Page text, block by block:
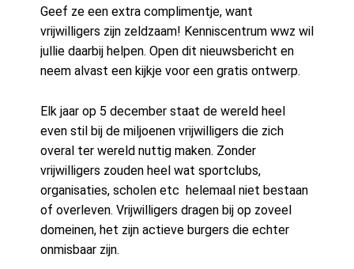
Geef ze een extra complimentje, want
vrijwilligers zijn zeldzaam! Kenniscentrum wwz wil
jullie daarbij helpen. Open dit nieuwsbericht en
neem alvast een kijkje voor een gratis ontwerp.
Elk jaar op 5 december staat de wereld heel
even stil bij de miljoenen vrijwilligers die zich
overal ter wereld nuttig maken. Zonder
vrijwilligers zouden heel wat sportclubs,
organisaties, scholen etc helemaal niet bestaan
of overleven. Vrijwilligers dragen bij op zoveel
domeinen, het zijn actieve burgers die echter
onmisbaar zijn.